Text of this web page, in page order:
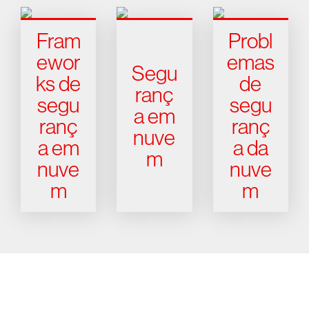
Fram
ewor
ks de
segu
ranç
a em
nuve
m
Segu
ranç
a em
nuve
m
Probl
emas
de
segu
ranç
a da
nuve
m